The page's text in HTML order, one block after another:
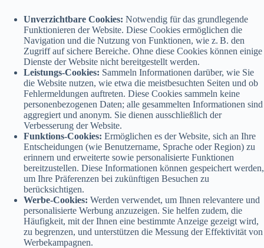
Unverzichtbare Cookies: Notwendig für das grundlegende
Funktionieren der Website. Diese Cookies ermöglichen die
Navigation und die Nutzung von Funktionen, wie z. B. den
Zugriff auf sichere Bereiche. Ohne diese Cookies können einige
Dienste der Website nicht bereitgestellt werden.
Leistungs-Cookies: Sammeln Informationen darüber, wie Sie
die Website nutzen, wie etwa die meistbesuchten Seiten und ob
Fehlermeldungen auftreten. Diese Cookies sammeln keine
personenbezogenen Daten; alle gesammelten Informationen sind
aggregiert und anonym. Sie dienen ausschließlich der
Verbesserung der Website.
Funktions-Cookies: Ermöglichen es der Website, sich an Ihre
Entscheidungen (wie Benutzername, Sprache oder Region) zu
erinnern und erweiterte sowie personalisierte Funktionen
bereitzustellen. Diese Informationen können gespeichert werden,
um Ihre Präferenzen bei zukünftigen Besuchen zu
berücksichtigen.
Werbe-Cookies: Werden verwendet, um Ihnen relevantere und
personalisierte Werbung anzuzeigen. Sie helfen zudem, die
Häufigkeit, mit der Ihnen eine bestimmte Anzeige gezeigt wird,
zu begrenzen, und unterstützen die Messung der Effektivität von
Werbekampagnen.